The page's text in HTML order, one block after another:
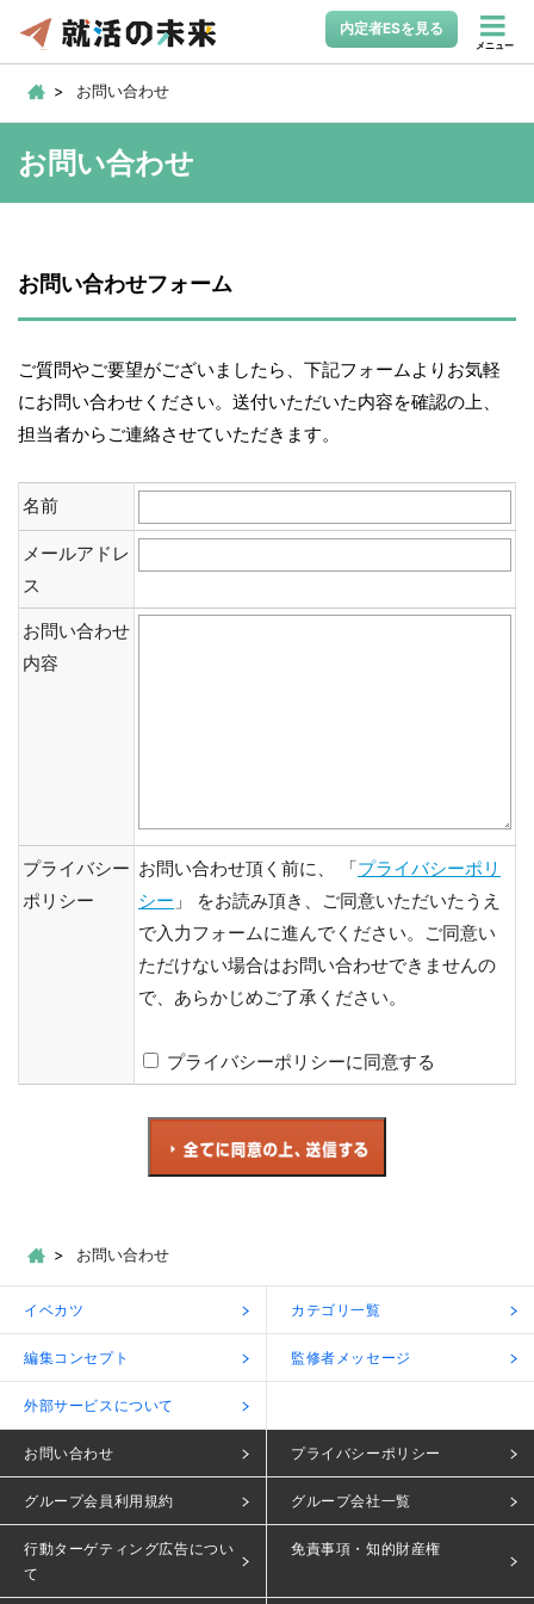
内定者ESを見る
メニュー
お問い合わせ
お問い合わせ
お問い合わせフォーム
ご質問やご要望がございましたら、下記フォームよりお気軽
にお問い合わせください。送付いただいた内容を確認の上、
担当者からご連絡させていただきます。
名前
メールアドレ
ス
お問い合わせ
内容
プライバシー
ポリシー
お問い合わせ頂く前に、 「プライバシーポリ
シー 」 をお読み頂き、ご同意いただいたうえ
で入力フォームに進んでください。ご同意い
ただけない場合はお問い合わせできませんの
で、あらかじめご了承ください。
プライバシーポリシーに同意する
お問い合わせ
イベカツ カテゴリ一覧
編集コンセプト 監修者メッセージ
外部サービスについて
お問い合わせ プライバシーポリシー
グループ会員利用規約 グループ会社一覧
行動ターゲティング広告につい
て
免責事項・知的財産権